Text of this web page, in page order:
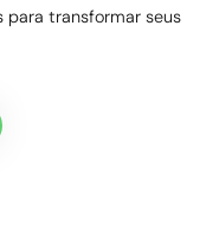
para transformar seus